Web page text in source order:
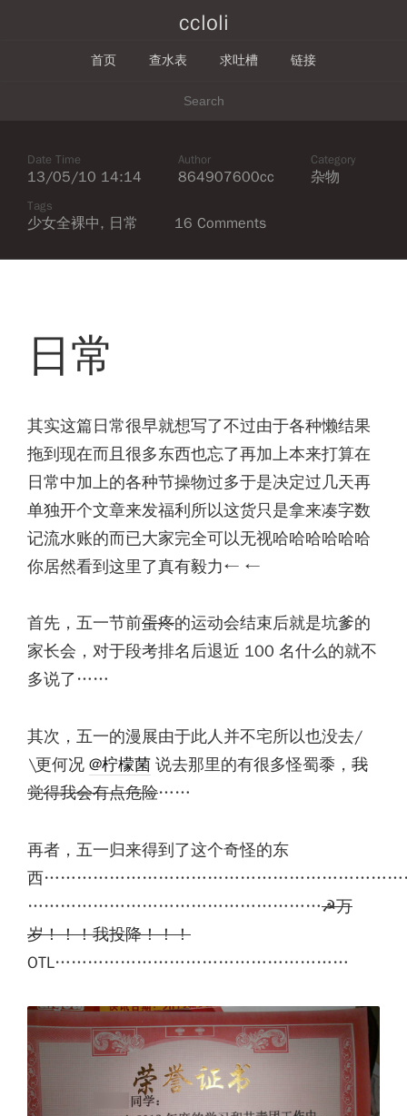
ccloli
首页 查水表 求吐槽 链接
Date Time
13/05/10 14:14
Author
864907600cc
Category
杂物
Tags
少女全裸中, 日常 16 Comments
日常
其实这篇日常很早就想写了不过由于各种懒结果
拖到现在而且很多东西也忘了再加上本来打算在
日常中加上的各种节操物过多于是决定过几天再
单独开个文章来发福利所以这货只是拿来凑字数
记流水账的而已大家完全可以无视哈哈哈哈哈哈
你居然看到这里了真有毅力← ←
首先，五一节前蛋疼的运动会结束后就是坑爹的
家长会，对于段考排名后退近 100 名什么的就不
多说了……
其次，五一的漫展由于此人并不宅所以也没去/
\更何况 @柠檬菌 说去那里的有很多怪蜀黍， 我
觉得我会有点危险……
再者，五一归来得到了这个奇怪的东
西
………………………………………………☭万
岁！！！我投降！！！
OTL………………………………………………